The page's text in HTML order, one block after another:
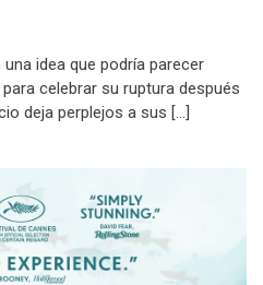
idea que podría parecer
celebrar su ruptura después
deja perplejos a sus […]